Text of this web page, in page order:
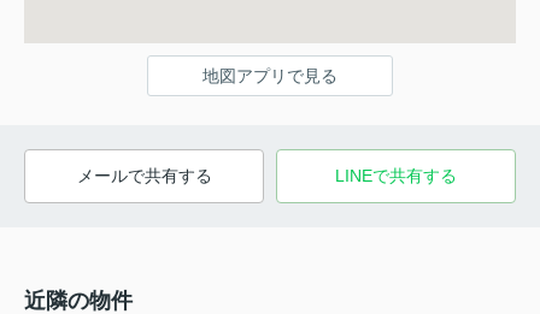
地図アプリで見る
メールで共有する LINEで共有する
近隣の物件